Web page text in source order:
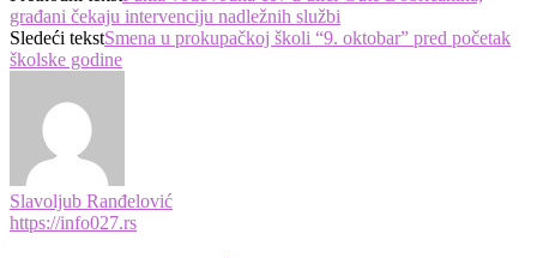
građani čekaju intervenciju nadležnih službi
Sledeći tekstSmena u prokupačkoj školi “9. oktobar” pred početak
školske godine
Slavoljub Ranđelović
https://info027.rs